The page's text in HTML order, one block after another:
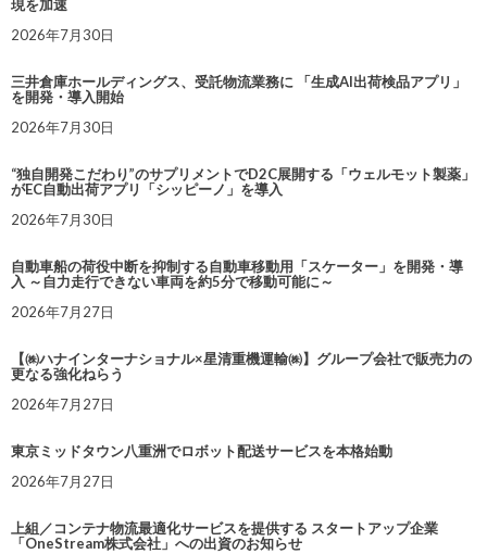
現を加速
2026年7月30日
三井倉庫ホールディングス、受託物流業務に 「生成AI出荷検品アプリ」
を開発・導入開始
2026年7月30日
“独自開発こだわり”のサプリメントでD2C展開する「ウェルモット製薬」
がEC自動出荷アプリ「シッピーノ」を導入
2026年7月30日
自動車船の荷役中断を抑制する自動車移動用「スケーター」を開発・導
入 ～自力走行できない車両を約5分で移動可能に～
2026年7月27日
【㈱ハナインターナショナル×星清重機運輸㈱】グループ会社で販売力の
更なる強化ねらう
2026年7月27日
東京ミッドタウン八重洲でロボット配送サービスを本格始動
2026年7月27日
上組／コンテナ物流最適化サービスを提供する スタートアップ企業
「OneStream株式会社」への出資のお知らせ